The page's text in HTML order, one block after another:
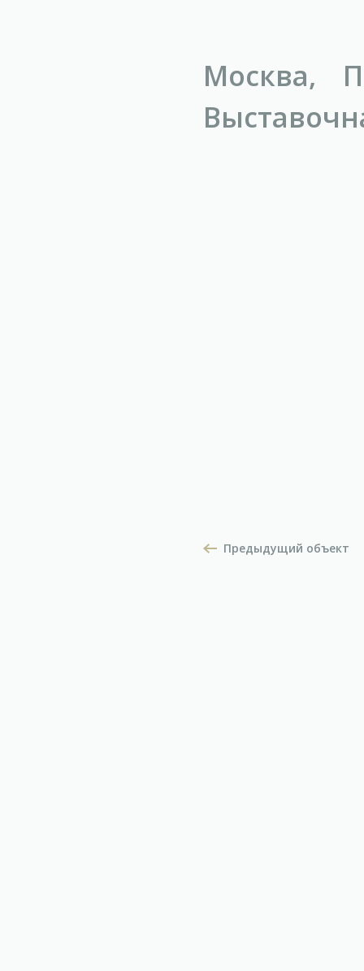
Москва,
Предыдущий объект